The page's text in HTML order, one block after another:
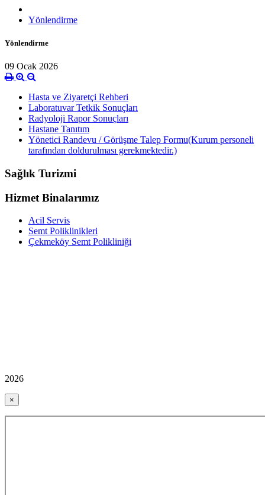
Yönlendirme
Yönlendirme
09 Ocak 2026
Hasta ve Ziyaretçi Rehberi
Laboratuvar Tetkik Sonuçları
Radyoloji Rapor Sonuçları
Hastane Tanıtım
Yönetici Randevu / Görüşme Talep Formu(Kurum personeli
tarafından doldurulması gerekmektedir.)
Sağlık Turizmi
Hizmet Binalarımız
Acil Servis
Semt Poliklinikleri
Çekmeköy Semt Polikliniği
2026
×